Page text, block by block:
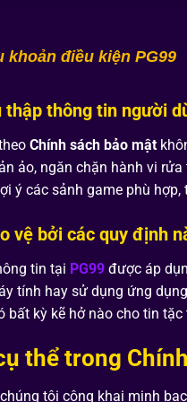
khoản điều kiện PG99
thập thông tin người
Chính sách bảo mật
ảo, ngăn chặn hành vi
ý các sảnh game phù
vệ bởi các quy định
tin tại PG99 được áp
tính hay sử dụng ứng dụng
bất kỳ kẽ hở nào cho tin tặc
thể trong
tôi công khai minh